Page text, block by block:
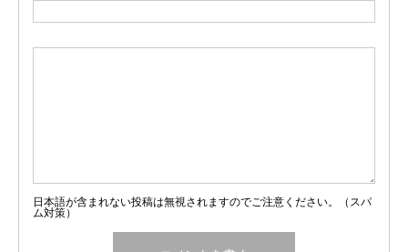
日本語が含まれない投稿は無視されますのでご注意ください。（スパ
ム対策）